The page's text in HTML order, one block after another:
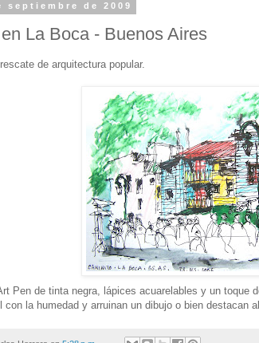
septiembre de 2009
La Boca - Buenos Aires
de arquitectura popular.
Pen de tinta negra, lápices acuarelables y un toque
con la humedad y arruinan un dibujo o bien destacan